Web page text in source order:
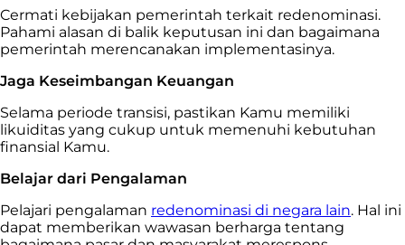
Cermati kebijakan pemerintah terkait redenominasi.
Pahami alasan di balik keputusan ini dan bagaimana
pemerintah merencanakan implementasinya.
Jaga Keseimbangan Keuangan
Selama periode transisi, pastikan Kamu memiliki
likuiditas yang cukup untuk memenuhi kebutuhan
finansial Kamu.
Belajar dari Pengalaman
Pelajari pengalaman redenominasi di negara lain. Hal ini
dapat memberikan wawasan berharga tentang